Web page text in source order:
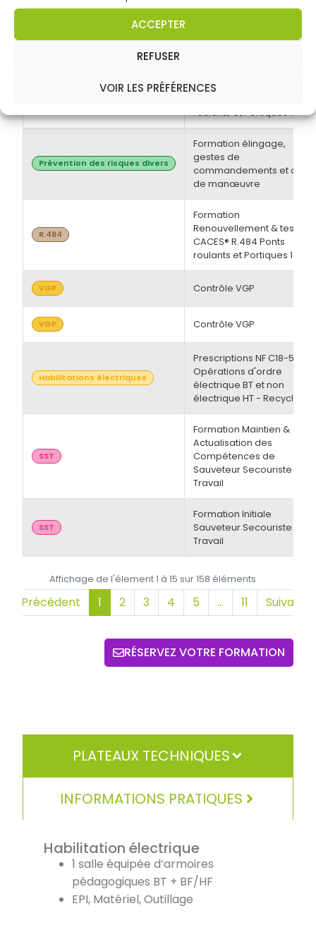
ACCEPTER
REFUSER
VOIR LES PRÉFÉRENCES
Manoeuvre -
Formation Initiale & tests
roulants et Portiques 1
Prévention des risques divers
Formation élingage,
gestes de
commandements et chef
de manœuvre
R.484
Formation
Renouvellement & tests
CACES® R.484 Ponts
roulants et Portiques 1
VGP Contrôle VGP
VGP Contrôle VGP
Habilitations électriques
Prescriptions NF C18-510 -
Opérations d'ordre
électrique BT et non
électrique HT - Recyclage
SST
Formation Maintien &
Actualisation des
Compétences de
Sauveteur Secouriste du
Travail
SST
Formation Initiale
Sauveteur Secouriste du
Travail
Affichage de l'élement 1 à 15 sur 158 éléments
Précédent 1 2 3 4 5 … 11 Suivant
RÉSERVEZ VOTRE FORMATION
PLATEAUX TECHNIQUES
INFORMATIONS PRATIQUES
Habilitation électrique
1 salle équipée d’armoires
pédagogiques BT + BF/HF
EPI, Matériel, Outillage